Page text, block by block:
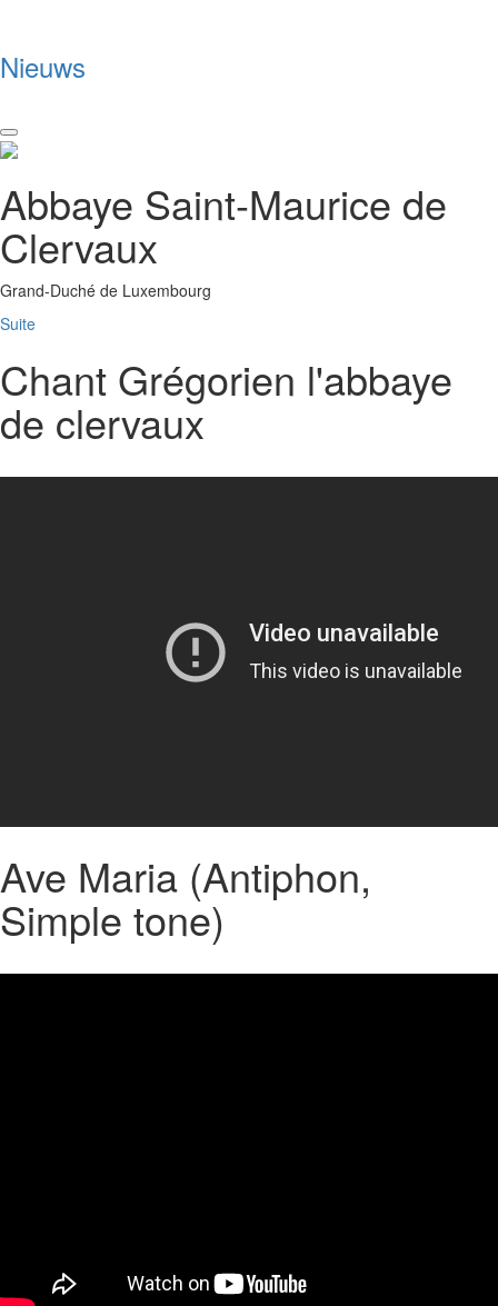
Nieuws
Toggle
navigation
Abbaye Saint-Maurice de
Clervaux
Grand-Duché de Luxembourg
Suite
Chant Grégorien l'abbaye
de clervaux
Ave Maria (Antiphon,
Simple tone)